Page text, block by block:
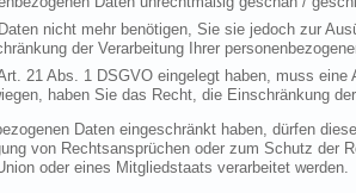
nicht mehr benötigen, Sie sie jedoch zur
der Verarbeitung Ihrer
21 Abs. 1 DSGVO eingelegt haben, muss
haben Sie das Recht, die Einschränkung
Daten eingeschränkt haben, dürfen
von Rechtsansprüchen oder zum Schutz
oder eines Mitgliedstaats verarbeitet werden.